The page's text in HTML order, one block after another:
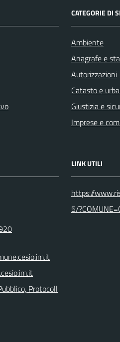
CATEGORIE DI
Ambiente
Anagrafe e
Autorizzazioni
Catasto e
Giustizia e
Imprese e
Protocoll
LINK UTILI
https://
5/